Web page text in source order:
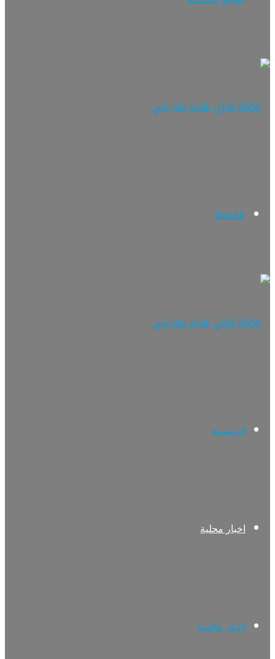
القائمة
الرئيسية
اخبار محلية
اخبار عالمية